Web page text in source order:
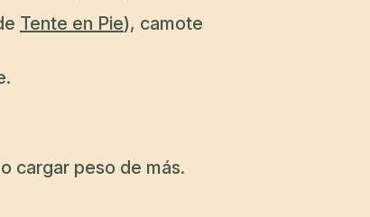
Tente en Pie), camote
cargar peso de más.